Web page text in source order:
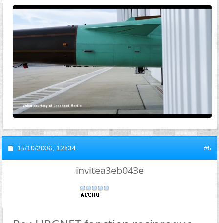
15/10/2006, 12h34 #5
invitea3eb043e